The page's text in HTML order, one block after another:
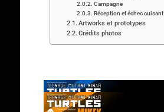
Campagne
Réception et échec cuisant
Artworks et prototypes
Crédits photos
Figurines